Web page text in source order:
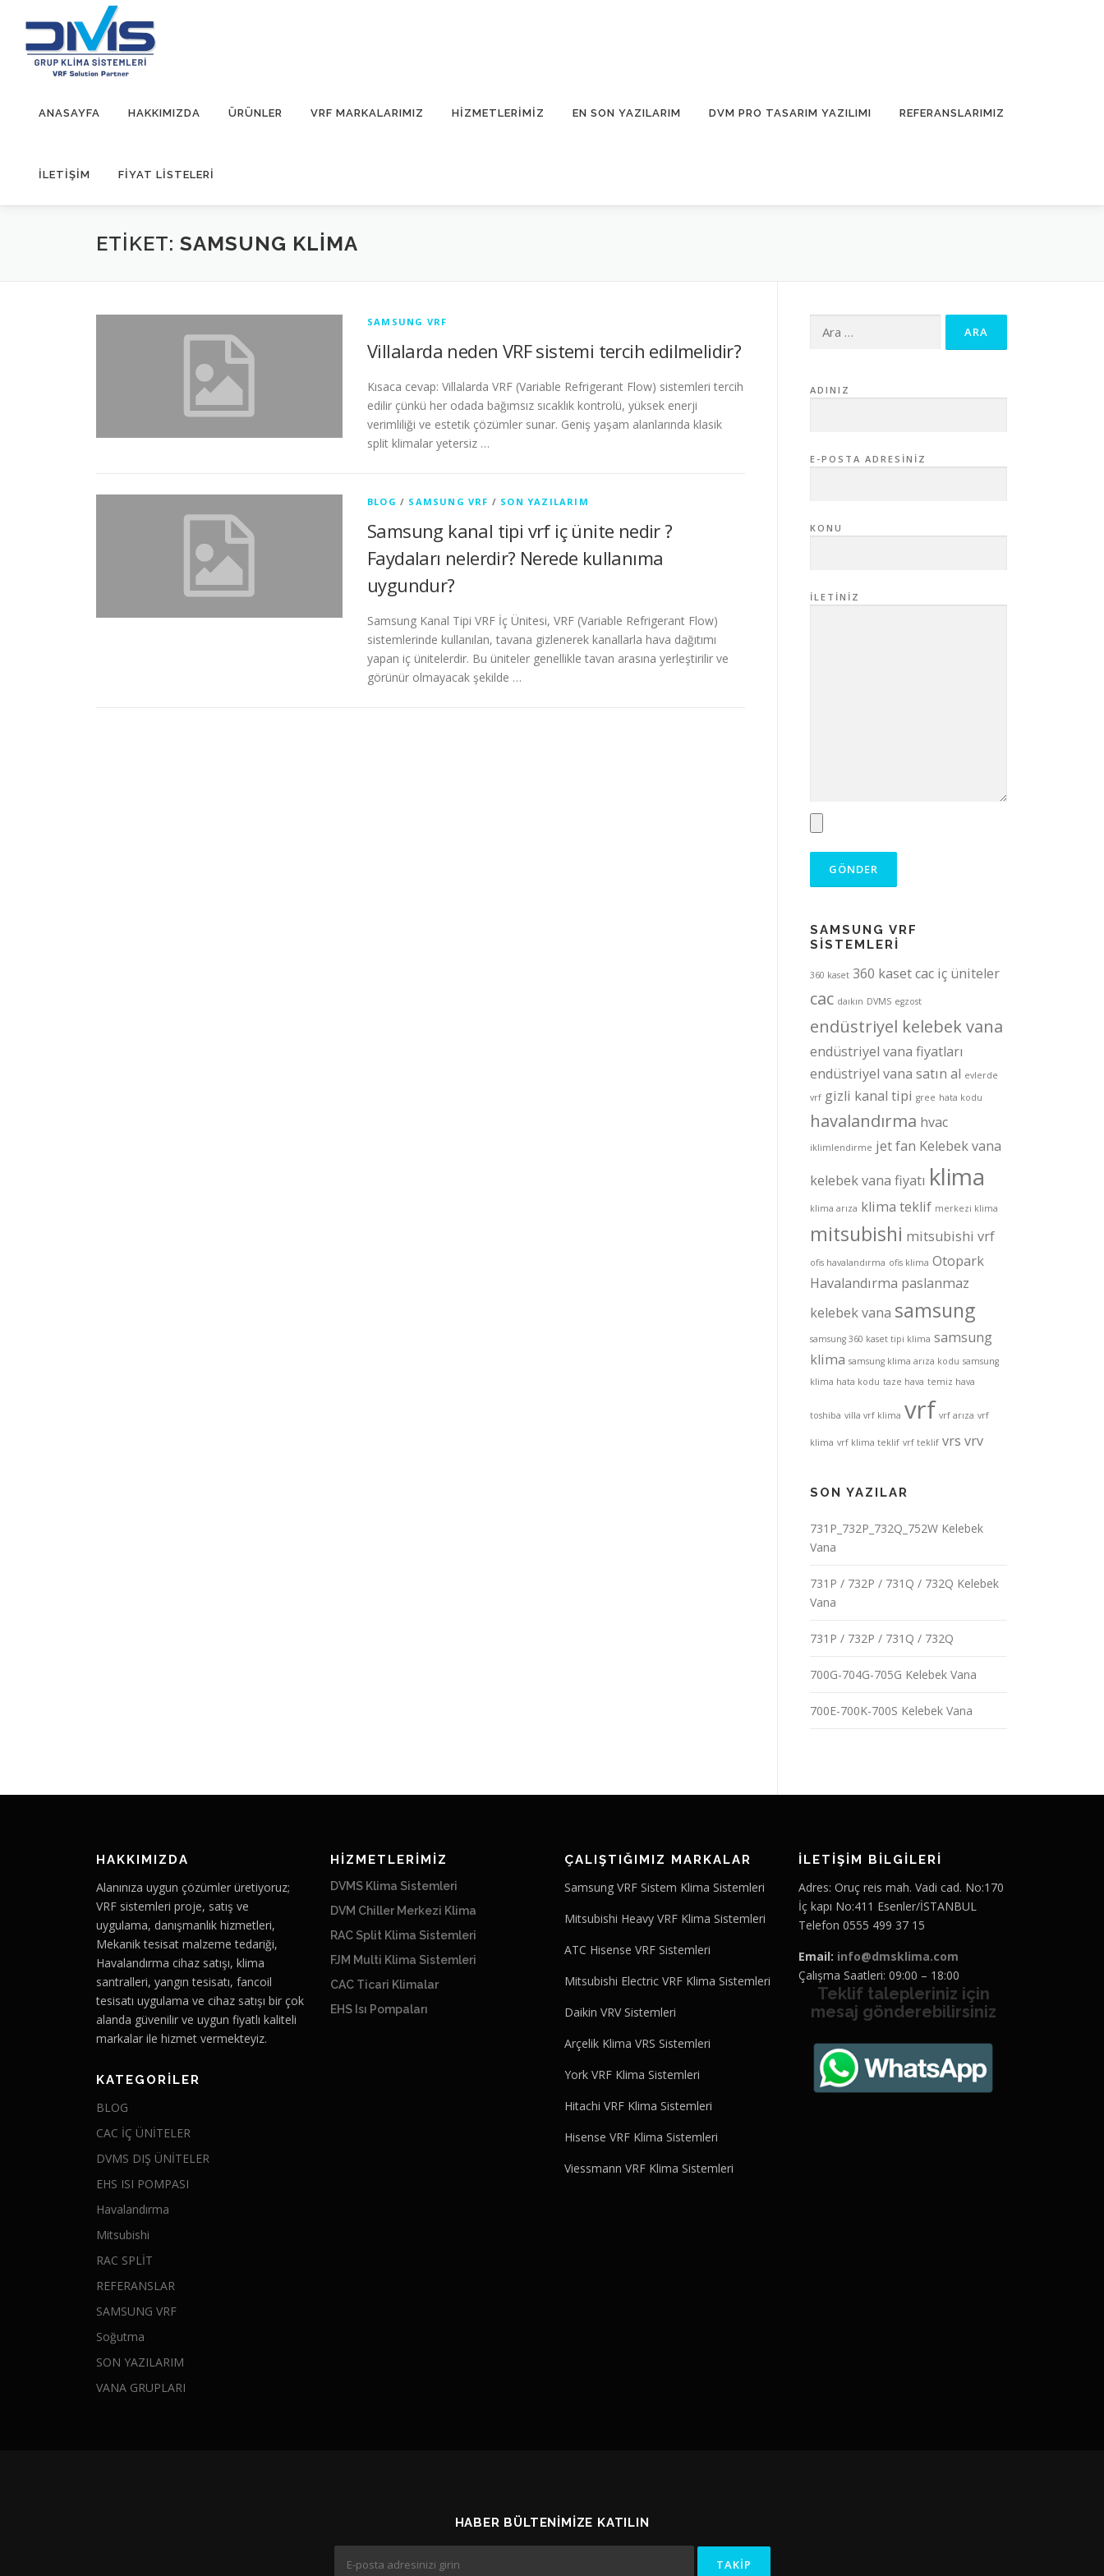
ANASAYFA HAKKIMIZDA ÜRÜNLER VRF MARKALARIMIZ HIZMETLERIMIZ EN SON YAZILARIM DVM PRO TASARIM YAZILIMI REFERANSLARIMIZ
İLETIŞIM FİYAT LİSTELERİ
ETIKET: SAMSUNG KLIMA
SAMSUNG VRF
Villalarda neden VRF sistemi tercih edilmelidir?
Kısaca cevap: Villalarda VRF (Variable Refrigerant Flow) sistemleri tercih
edilir çünkü her odada bağımsız sıcaklık kontrolü, yüksek enerji
verimliliği ve estetik çözümler sunar. Geniş yaşam alanlarında klasik
split klimalar yetersiz …
BLOG / SAMSUNG VRF / SON YAZILARIM
Samsung kanal tipi vrf iç ünite nedir ?
Faydaları nelerdir? Nerede kullanıma
uygundur?
Samsung Kanal Tipi VRF İç Ünitesi, VRF (Variable Refrigerant Flow)
sistemlerinde kullanılan, tavana gizlenerek kanallarla hava dağıtımı
yapan iç ünitelerdir. Bu üniteler genellikle tavan arasına yerleştirilir ve
görünür olmayacak şekilde …
ADINIZ
E-POSTA ADRESINIZ
KONU
İLETINIZ
SAMSUNG VRF
SİSTEMLERİ
360 kaset 360 kaset cac iç üniteler
cac daıkın DVMS egzost
endüstriyel kelebek vana
endüstriyel vana fiyatları
endüstriyel vana satın al evlerde
vrf gizli kanal tipi gree hata kodu
havalandırma hvac
iklimlendirme jet fan Kelebek vana
kelebek vana fiyatı klima
klima arıza klima teklif merkezi klima
mitsubishi mitsubishi vrf
ofis havalandırma ofis klima Otopark
Havalandırma paslanmaz
kelebek vana samsung
samsung 360 kaset tipi klima samsung
klima samsung klima arıza kodu samsung
klima hata kodu taze hava temiz hava
toshiba villa vrf klima vrf vrf arıza vrf
klima vrf klima teklif vrf teklif vrs vrv
SON YAZILAR
731P_732P_732Q_752W Kelebek
Vana
731P / 732P / 731Q / 732Q Kelebek
Vana
731P / 732P / 731Q / 732Q
700G-704G-705G Kelebek Vana
700E-700K-700S Kelebek Vana
HAKKIMIZDA
Alanınıza uygun çözümler üretiyoruz;
VRF sistemleri proje, satış ve
uygulama, danışmanlık hizmetleri,
Mekanik tesisat malzeme tedariği,
Havalandırma cihaz satışı, klima
santralleri, yangın tesisatı, fancoil
tesisatı uygulama ve cihaz satışı bir çok
alanda güvenilir ve uygun fiyatlı kaliteli
markalar ile hizmet vermekteyiz.
KATEGORILER
BLOG
CAC İÇ ÜNİTELER
DVMS DIŞ ÜNİTELER
EHS ISI POMPASI
Havalandırma
Mitsubishi
RAC SPLİT
REFERANSLAR
SAMSUNG VRF
Soğutma
SON YAZILARIM
VANA GRUPLARI
HİZMETLERİMİZ
DVMS Klima Sistemleri
DVM Chiller Merkezi Klima
RAC Split Klima Sistemleri
FJM Multi Klima Sistemleri
CAC Ticari Klimalar
EHS Isı Pompaları
ÇALIŞTIĞIMIZ MARKALAR
Samsung VRF Sistem Klima Sistemleri
Mitsubishi Heavy VRF Klima Sistemleri
ATC Hisense VRF Sistemleri
Mitsubishi Electric VRF Klima Sistemleri
Daikin VRV Sistemleri
Arçelik Klima VRS Sistemleri
York VRF Klima Sistemleri
Hitachi VRF Klima Sistemleri
Hisense VRF Klima Sistemleri
Viessmann VRF Klima Sistemleri
İLETİŞİM BİLGİLERİ
Adres: Oruç reis mah. Vadi cad. No:170
İç kapı No:411 Esenler/İSTANBUL
Telefon 0555 499 37 15
Email: info@dmsklima.com
Çalışma Saatleri: 09:00 – 18:00
Teklif talepleriniz için
mesaj gönderebilirsiniz
HABER BÜLTENIMIZE KATILIN